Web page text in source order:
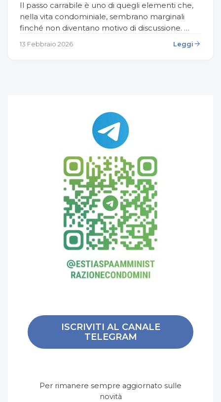
Il passo carrabile è uno di quegli elementi che,
nella vita condominiale, sembrano marginali
finché non diventano motivo di discussione.
Un’auto parcheggiata davanti all’accesso, una
13 Febbraio 2026 Leggi arrow_forward
ISCRIVITI AL CANALE
TELEGRAM
Per rimanere sempre aggiornato sulle
novità